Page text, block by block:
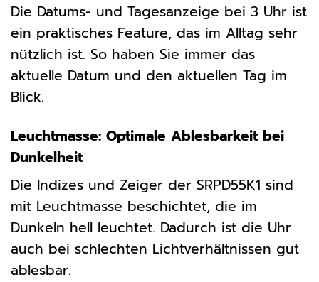
Die Datums- und Tagesanzeige bei 3 Uhr ist
ein praktisches Feature, das im Alltag sehr
nützlich ist. So haben Sie immer das
aktuelle Datum und den aktuellen Tag im
Blick.
Leuchtmasse: Optimale Ablesbarkeit bei
Dunkelheit
Die Indizes und Zeiger der SRPD55K1 sind
mit Leuchtmasse beschichtet, die im
Dunkeln hell leuchtet. Dadurch ist die Uhr
auch bei schlechten Lichtverhältnissen gut
ablesbar.